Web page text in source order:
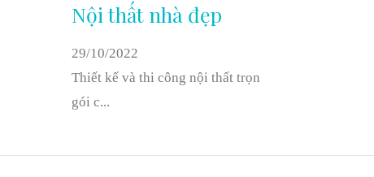
Nội thất nhà đẹp
29/10/2022
Thiết kế và thi công nội thất trọn
gói c...